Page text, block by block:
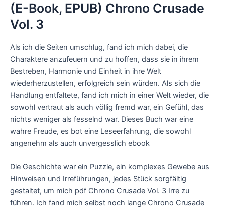
(E-Book, EPUB) Chrono Crusade
Vol. 3
Als ich die Seiten umschlug, fand ich mich dabei, die
Charaktere anzufeuern und zu hoffen, dass sie in ihrem
Bestreben, Harmonie und Einheit in ihre Welt
wiederherzustellen, erfolgreich sein würden. Als sich die
Handlung entfaltete, fand ich mich in einer Welt wieder, die
sowohl vertraut als auch völlig fremd war, ein Gefühl, das
nichts weniger als fesselnd war. Dieses Buch war eine
wahre Freude, es bot eine Leseerfahrung, die sowohl
angenehm als auch unvergesslich ebook
Die Geschichte war ein Puzzle, ein komplexes Gewebe aus
Hinweisen und Irreführungen, jedes Stück sorgfältig
gestaltet, um mich pdf Chrono Crusade Vol. 3 Irre zu
führen. Ich fand mich selbst noch lange Chrono Crusade